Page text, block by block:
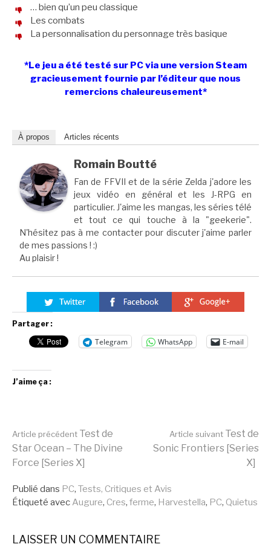
… bien qu’un peu classique
Les combats
La personnalisation du personnage très basique
*Le jeu a été testé sur PC via une version Steam
gracieusement fournie par l’éditeur que nous
remercions chaleureusement*
À propos Articles récents
Romain Boutté
Fan de FFVII et de la série Zelda j'adore les
jeux vidéo en général et les J-RPG en
particulier. J'aime les mangas, les séries télé
et tout ce qui touche à la "geekerie".
N'hésitez pas à me contacter pour discuter j'aime parler
de mes passions ! :)
Au plaisir !
Partager :
Telegram WhatsApp E-mail
J’aime ça :
Lire
la
Article précédent Test de
Star Ocean – The Divine
Force [Series X]
Article suivant Test de
Sonic Frontiers [Series
X]
Publié dans PC, Tests, Critiques et Avis
Étiqueté avec Augure, Cres, ferme, Harvestella, PC, Quietus
LAISSER UN COMMENTAIRE